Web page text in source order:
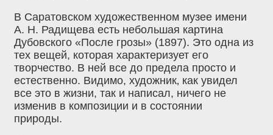
В Саратовском художественном музее имени
А. Н. Радищева есть небольшая картина
Дубовского «После грозы» (1897). Это одна из
тех вещей, которая характеризует его
творчество. В ней все до предела просто и
естественно. Видимо, художник‚ как увидел
все это в жизни, так и написал, ничего не
изменив в композиции и в состоянии
природы.